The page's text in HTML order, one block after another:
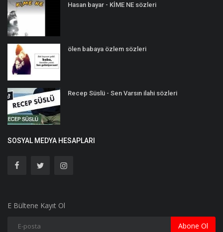
Hasan bayar - KİME NE sözleri
ölen babaya özlem sözleri
Recep Süslü - Sen Varsın ilahi sözleri
SOSYAL MEDYA HESAPLARI
E Bültene Kayıt Ol
Abone Ol